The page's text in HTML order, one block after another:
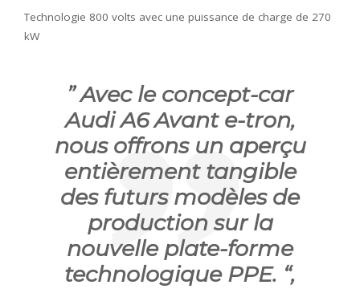
Technologie 800 volts avec une puissance de charge de 270
kW
”Avec le concept-car
Audi A6 Avant e-tron,
nous offrons un aperçu
entièrement tangible
des futurs modèles de
production sur la
nouvelle plate-forme
technologique PPE. “,